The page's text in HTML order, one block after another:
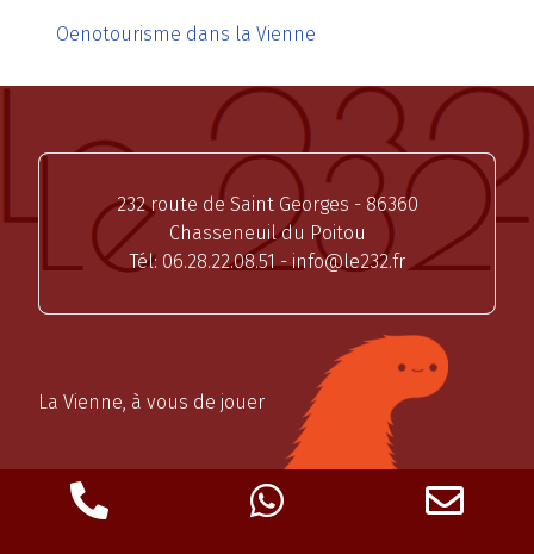
Oenotourisme dans la Vienne
232 route de Saint Georges - 86360
Chasseneuil du Poitou
Tél: 06.28.22.08.51-info@le232.fr
La Vienne, à vous de jouer